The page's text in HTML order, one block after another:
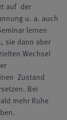
auf der
u. a. auch
lernen
sie dann aber
Wechsel
Zustand
Bei
mehr Ruhe